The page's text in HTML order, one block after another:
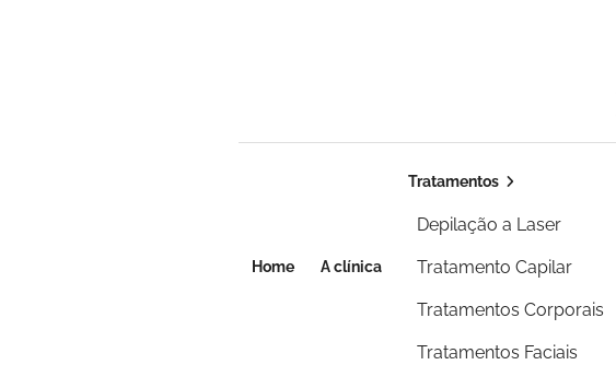
Home A clínica
Tratamentos
Depilação a Laser
Tratamento Capilar
Tratamentos Corporais
Tratamentos Faciais